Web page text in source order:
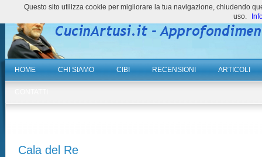
HOME CHI SIAMO CIBI RECENSIONI ARTICOLI
Cala del Re
Questo sito utilizza cookie per migliorare la tua navigazione, chiudendo
uso.